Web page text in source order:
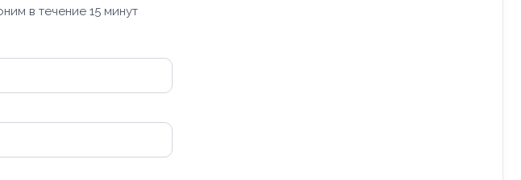
в течение 15 минут